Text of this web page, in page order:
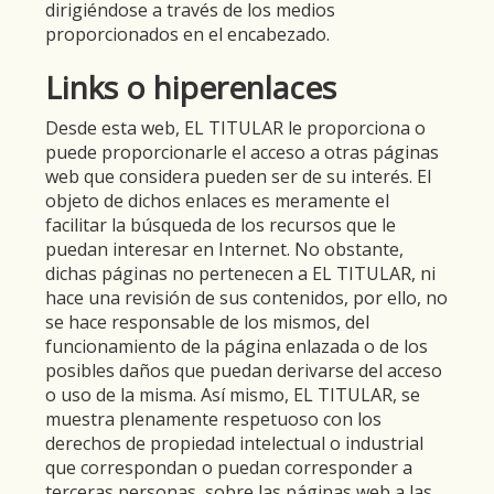
dirigiéndose a través de los medios
proporcionados en el encabezado.
Links o hiperenlaces
Desde esta web, EL TITULAR le proporciona o
puede proporcionarle el acceso a otras páginas
web que considera pueden ser de su interés. El
objeto de dichos enlaces es meramente el
facilitar la búsqueda de los recursos que le
puedan interesar en Internet. No obstante,
dichas páginas no pertenecen a EL TITULAR, ni
hace una revisión de sus contenidos, por ello, no
se hace responsable de los mismos, del
funcionamiento de la página enlazada o de los
posibles daños que puedan derivarse del acceso
o uso de la misma. Así mismo, EL TITULAR, se
muestra plenamente respetuoso con los
derechos de propiedad intelectual o industrial
que correspondan o puedan corresponder a